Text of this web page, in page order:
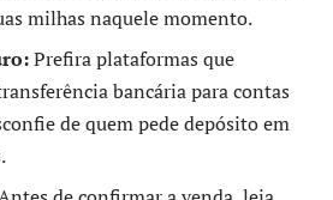
milhas naquele momento.
Prefira plataformas que
bancária para contas
de quem pede depósito em